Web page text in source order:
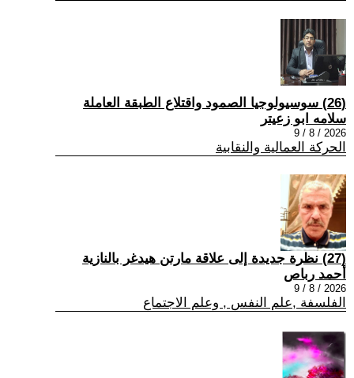
(26) سوسيولوجيا الصمود واقتلاع الطبقة العاملة
سلامه ابو زعيتر
2026 / 8 / 9
الحركة العمالية والنقابية
(27) نظرة جديدة إلى علاقة مارتن هيدغر بالنازية
أحمد رباص
2026 / 8 / 9
الفلسفة ,علم النفس , وعلم الاجتماع